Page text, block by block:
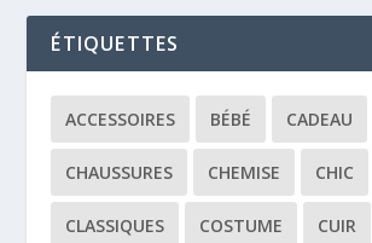
ÉTIQUETTES
ACCESSOIRES BÉBÉ CADEAU
CHAUSSURES CHEMISE CHIC
CLASSIQUES COSTUME CUIR